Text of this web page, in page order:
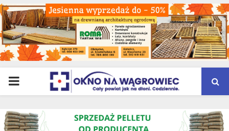
PRIMARY
MENU